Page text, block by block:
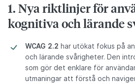
1. Nya riktlinjer för
kognitiva och lärande
WCAG 2.2 har utökat fokus på
och lärande svårigheter. Den
som gör det enklare för
utmaningar att förstå och